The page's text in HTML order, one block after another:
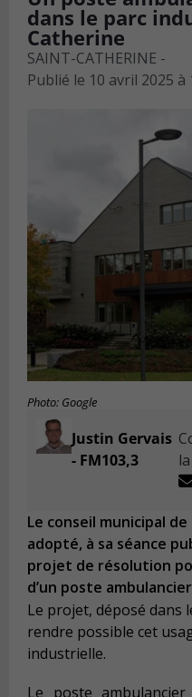
dans le parc
Catherine
SAINT-CATHERINE -
Publié le 10 avril 2025 à
Photo: Google
Justin Gervais
- FM103,3
Le conseil municipal
adopté, à sa séance
projet de résolution
d’un poste
Le projet, déposé dans
rendre possible cet
industrielle.
Le poste